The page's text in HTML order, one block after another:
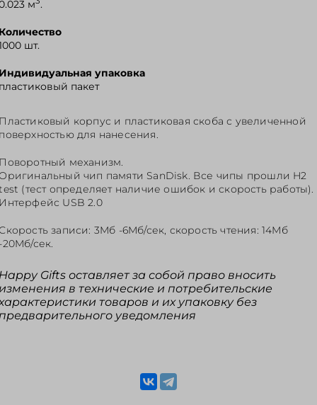
м .
шт.
упаковка
пакет
корпус и пластиковая скоба с увеличенной
для нанесения.
механизм.
чип памяти SanDisk. Все чипы прошли H2
(тест определяет наличие ошибок и скорость работы).
USB 2.0
записи: 3Mб -6Mб/сек, скорость чтения: 14Mб
20Mб/сек.
Gifts оставляет за собой право вносить
в технические и потребительские
товаров и их упаковку без
уведомления